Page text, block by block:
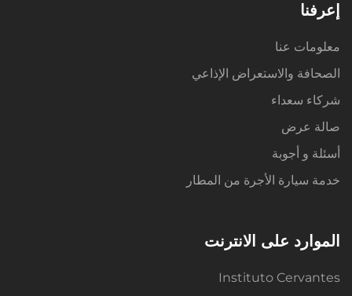
إعرفنا
معلومات عنا
الصحافة والاستعراض الإذاعي
شركاء سعداء
صالة عرض
أسئلة و أجوبة
خدمة سيارة الأجرة من المطار
الموارد على الانترنت
Instituto Cervantes